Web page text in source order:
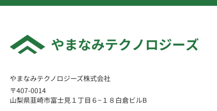
やまなみテクノロジーズ株式会社
〒407-0014
山梨県韮崎市富士見１丁目６−１８白倉ビルB